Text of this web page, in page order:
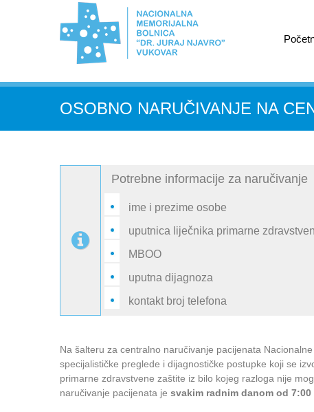
OSOBNO NARUČIVANJE NA
Potrebne informacije za naručivanje
ime i prezime osobe
uputnica liječnika primarne
MBOO
uputna dijagnoza
kontakt broj telefona
Na šalteru za centralno naručivanje pacijenata
specijalističke preglede i dijagnostičke postupke koji se
primarne zdravstvene zaštite iz bilo kojeg razloga nije
naručivanje pacijenata je svakim radnim danom od 7:00